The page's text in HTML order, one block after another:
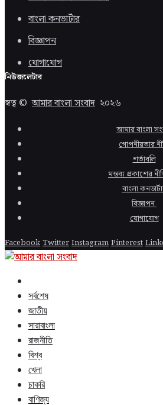
বাংলা কনভার্টার
বিজ্ঞাপন
যোগাযোগ
নিউজলেটার
স্বত্ব ©আমার বাংলা সংবাদ ২০২৬
আমার বাংলা
গোপনীয়তার
শর্তাবলি
মন্তব্য প্রকাশের
বাংলা
বিজ্ঞাপন
যোগাযোগ
FacebookTwitterInstagramPinterest
সর্বশেষ
জাতীয়
সারাবাংলা
রাজনীতি
বিশ্ব
খেলা
চাকরি
বাণিজ্য